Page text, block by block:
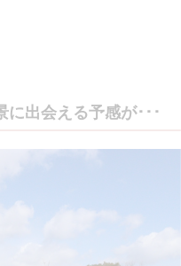
出会える予感が･･･